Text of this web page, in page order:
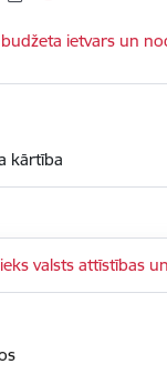
ietvars un
kārtība
valsts attīstības